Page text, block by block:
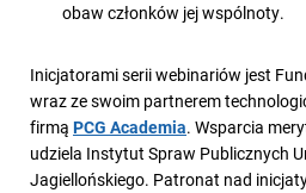
obaw członków jej wspólnoty.
Inicjatorami serii webinariów jest
wraz ze swoim partnerem
firmą PCG Academia. Wsparcia
udziela Instytut Spraw Publicznych
Jagiellońskiego. Patronat nad